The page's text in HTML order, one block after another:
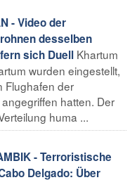
- Video der
desselben
sich Duell Khartum
wurden eingestellt,
Flughafen der
hatten. Der
huma ...
- Terroristische
Delgado: Über